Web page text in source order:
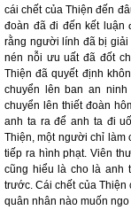
cái chết của Thiện đến
đoàn đã đi đến kết luận
rằng người lính đã bị giải
nén nỗi ưu uất đã đốt
Thiện đã quyết định
chuyển lên ban an
chuyển lên thiết đoàn
anh ta ra để anh ta đi
Thiện, một người chỉ làm
tiếp ra hình phạt. Viên
cũng hiểu là cho là anh
trước. Cái chết của Thiện
quân nhân nào muốn